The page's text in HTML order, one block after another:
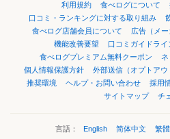
利用規約 食べログについて
口コミ・ランキングに対する取り組み
食べログ店舗会員について
広告（メ
機能改善要望
口コミガイドライ
食べログプレミアム無料クーポン
ネ
個人情報保護方針
外部送信（オプトアウ
推奨環境
ヘルプ・お問い合わせ 採用
サイトマップ
チ
言語： English 简体中文 繁